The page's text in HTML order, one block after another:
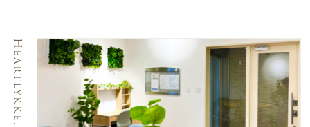
Heartlykke.